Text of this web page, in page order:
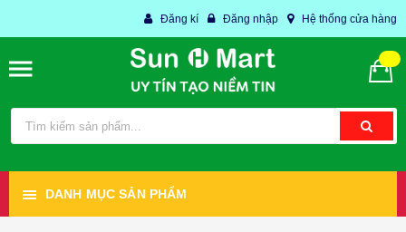
Đăng kí Đăng nhập Hệ thống cửa hàng
DANH MỤC SẢN PHẨM